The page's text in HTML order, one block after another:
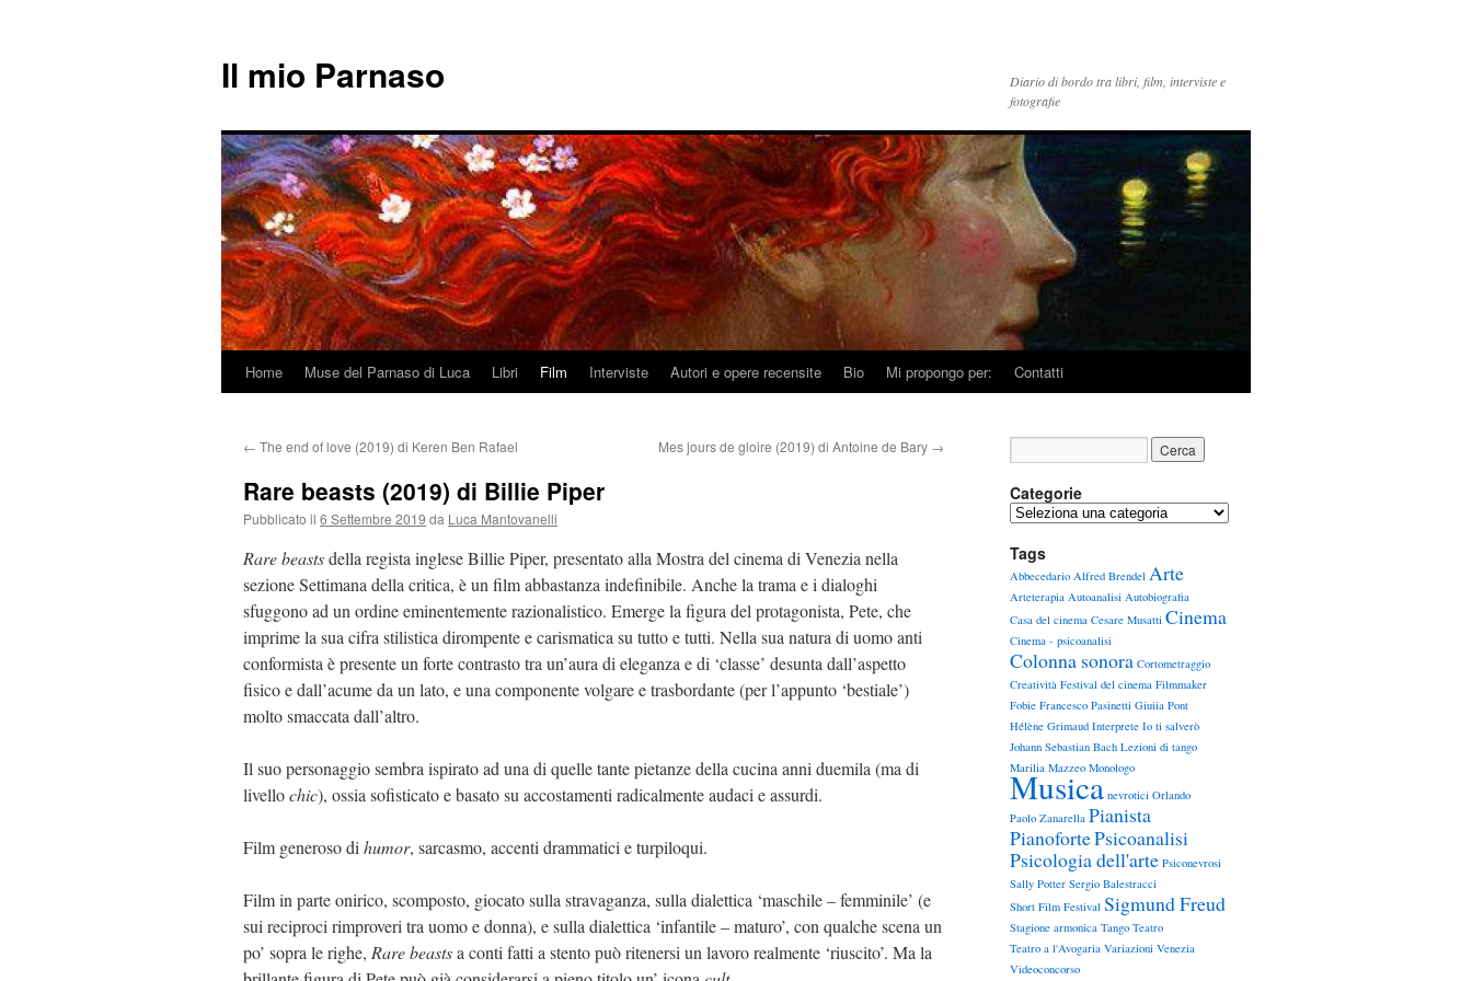
Il mio Parnaso
Diario di bordo tra libri, film, interviste e
fotografie
Vai
contenuto
Home Muse del Parnaso di Luca Libri Film Interviste Autori e opere recensite Bio Mi propongo per: Contatti
← The end of love (2019) di Keren Ben Rafael Mes jours de gloire (2019) di Antoine de Bary →
Rare beasts (2019) di Billie Piper
Pubblicato il 6 Settembre 2019 da Luca Mantovanelli
Rare beastsdella regista inglese Billie Piper, presentato alla Mostra del cinema di Venezia nella
sezione Settimana della critica, è un film abbastanza indefinibile. Anche la trama e i dialoghi
sfuggono ad un ordine eminentemente razionalistico. Emerge la figura del protagonista, Pete, che
imprime la sua cifra stilistica dirompente e carismatica su tutto e tutti. Nella sua natura di uomo anti
conformista è presente un forte contrasto tra un’aura di eleganza e di ‘classe’ desunta dall’aspetto
fisico e dall’acume da un lato, e una componente volgare e trasbordante (per l’appunto ‘bestiale’)
molto smaccata dall’altro.
Il suo personaggio sembra ispirato ad una di quelle tante pietanze della cucina anni duemila (ma di
livellochic), ossia sofisticato e basato su accostamenti radicalmente audaci e assurdi.
Film generoso di humor, sarcasmo, accenti drammatici e turpiloqui.
Film in parte onirico, scomposto, giocato sulla stravaganza, sulla dialettica ‘maschile – femminile’ (e
sui reciproci rimproveri tra uomo e donna), e sulla dialettica ‘infantile – maturo’, con qualche scena un
po’ sopra le righe, Rare beastsa conti fatti a stento può ritenersi un lavoro realmente ‘riuscito’. Ma la
Categorie
Categorie
Tags
Abbecedario Alfred Brendel Arte
Arteterapia Autoanalisi Autobiografia
Casa del cinema Cesare Musatti Cinema
Cinema - psicoanalisi
Colonna sonora Cortometraggio
Creatività Festival del cinema Filmmaker
Fobie Francesco Pasinetti Giuiia Pont
Hélène Grimaud Interprete Io ti salverò
Johann Sebastian Bach Lezioni di tango
Marilia Mazzeo Monologo
Musica nevrotici Orlando
Paolo Zanarella Pianista
PianofortePsicoanalisi
Psicologia dell'arte Psiconevrosi
Sally Potter Sergio Balestracci
Short Film Festival Sigmund Freud
Stagione armonica Tango Teatro
Teatro a l'Avogaria Variazioni Venezia
Videoconcorso